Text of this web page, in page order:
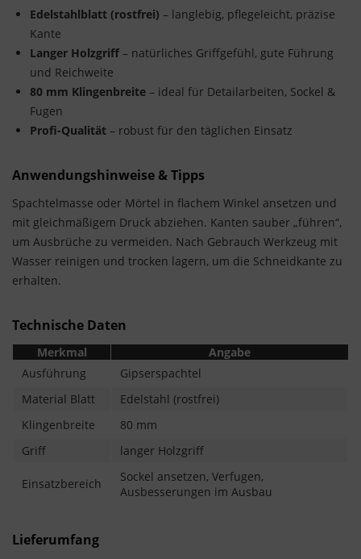
Edelstahlblatt (rostfrei) – langlebig, pflegeleicht, präzise
Kante
Langer Holzgriff – natürliches Griffgefühl, gute Führung
und Reichweite
80 mm Klingenbreite – ideal für Detailarbeiten, Sockel &
Fugen
Profi-Qualität – robust für den täglichen Einsatz
Anwendungshinweise & Tipps
Spachtelmasse oder Mörtel in flachem Winkel ansetzen und
mit gleichmäßigem Druck abziehen. Kanten sauber „führen“,
um Ausbrüche zu vermeiden. Nach Gebrauch Werkzeug mit
Wasser reinigen und trocken lagern, um die Schneidkante zu
erhalten.
Technische Daten
Merkmal
Angabe
Ausführung
Gipserspachtel
Material Blatt
Edelstahl (rostfrei)
Klingenbreite
80 mm
Griff
langer Holzgriff
Einsatzbereich
Sockel ansetzen, Verfugen,
Ausbesserungen im Ausbau
Lieferumfang